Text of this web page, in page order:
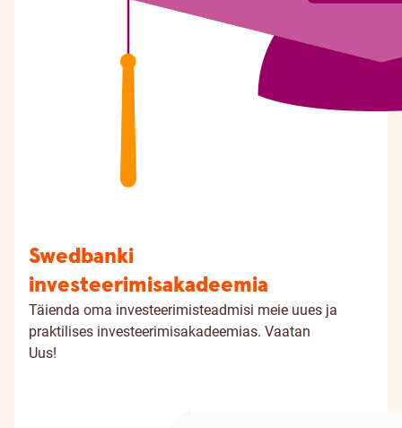
Swedbanki
investeerimisakadeemia
Täienda oma investeerimisteadmisi meie uues ja
praktilises investeerimisakadeemias. Vaatan
Uus!